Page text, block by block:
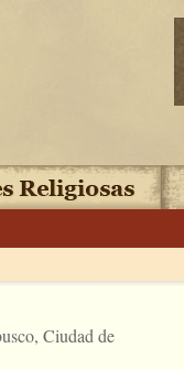
Ciudad de